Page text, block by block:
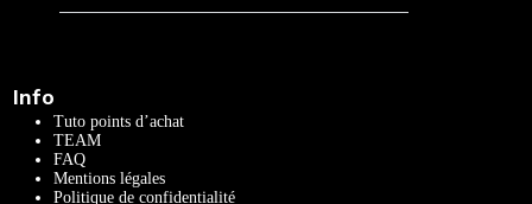
Info
Tuto points d’achat
TEAM
FAQ
Mentions légales
Politique de confidentialité